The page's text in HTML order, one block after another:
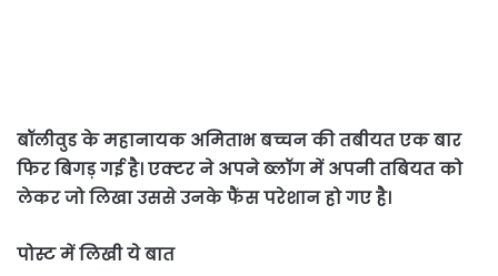
बॉलीवुड के महानायक अमिताभ बच्चन की तबीयत एक बार
फिर बिगड़ गई है। एक्टर ने अपने ब्लॉग में अपनी ​तबियत को
लेकर जो लिखा उससे उनके फैंस परेशान हो गए है।
पोस्ट में लिखी ये बात